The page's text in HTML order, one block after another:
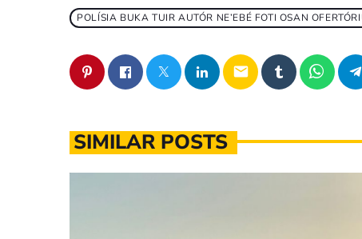
POLÍSIA BUKA TUIR AUTÓR NE’EBÉ FOTI OSAN
email
SIMILAR POSTS